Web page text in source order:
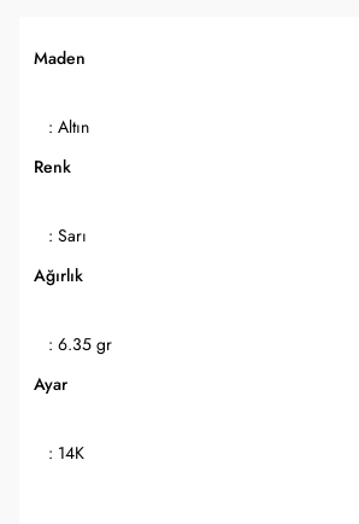
Maden
: Altın
Renk
: Sarı
Ağırlık
: 6.35 gr
Ayar
: 14K